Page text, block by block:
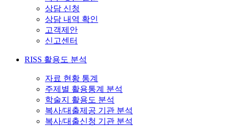
상담 신청
상담 내역 확인
고객제안
신고센터
RISS 활용도 분석
자료 현황 통계
주제별 활용통계 분석
학술지 활용도 분석
복사/대출제공 기관 분석
복사/대출신청 기관 분석